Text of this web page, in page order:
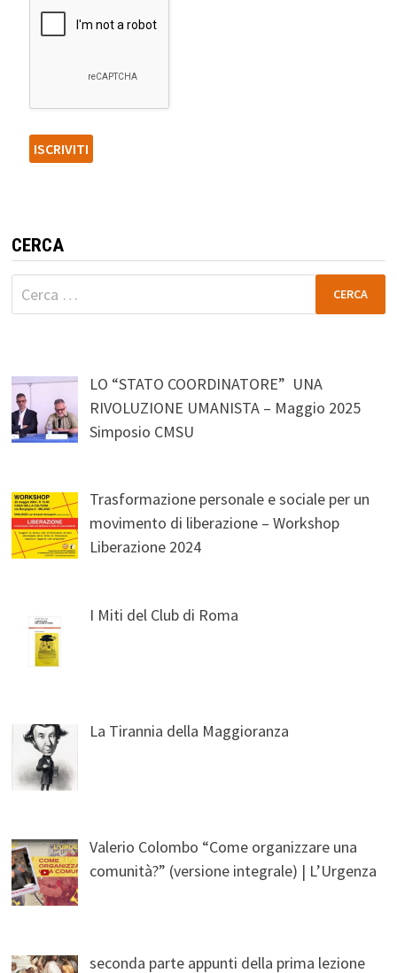
CERCA
Ricerca
per:
LO “STATO COORDINATORE” UNA
RIVOLUZIONE UMANISTA – Maggio 2025
Simposio CMSU
Trasformazione personale e sociale per un
movimento di liberazione – Workshop
Liberazione 2024
I Miti del Club di Roma
La Tirannia della Maggioranza
Valerio Colombo “Come organizzare una
comunità?” (versione integrale) | L’Urgenza
seconda parte appunti della prima lezione